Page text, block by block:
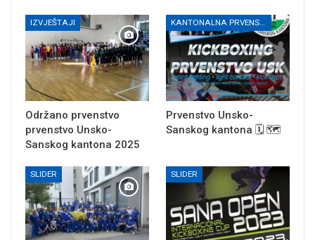
IZVJEŠTAJI
Održano prvenstvo
prvenstvo Unsko-
Sanskog kantona 2025
KANTONALNA PRVENSTVA
Prvenstvo Unsko-
Sanskog kantona 🗓 🗺
SLIDER SLIDER